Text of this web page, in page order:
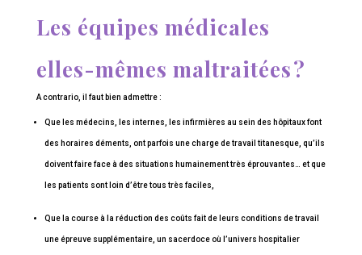
Les équipes médicales
elles-mêmes maltraitées ?
A contrario, il faut bien admettre :
Que les médecins, les internes, les infirmières au sein des hôpitaux font
des horaires déments, ont parfois une charge de travail titanesque, qu’ils
doivent faire face à des situations humainement très éprouvantes… et que
les patients sont loin d’être tous très faciles,
Que la course à la réduction des coûts fait de leurs conditions de travail
une épreuve supplémentaire, un sacerdoce où l’univers hospitalier